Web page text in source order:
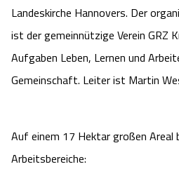
Urlaub auf dem
Urlaub mit
Fahrrad
Reiten
Regionale
Weltvogelpark
Wildpark
Otter
THERMEplus®
Shopping
Unterkünfte
Landeskirche Hannovers. Der
ist der gemeinnützige Verein GRZ
Aufgaben Leben, Lernen und
Gemeinschaft. Leiter ist Martin
Auf einem 17 Hektar großen Areal
Arbeitsbereiche: